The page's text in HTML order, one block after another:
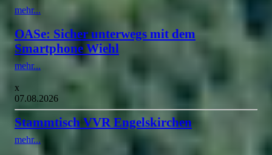
mehr...
OASe: Sicher unterwegs mit dem
Smartphone Wiehl
mehr...
x
07.08.2026
Stammtisch VVR Engelskirchen
mehr...